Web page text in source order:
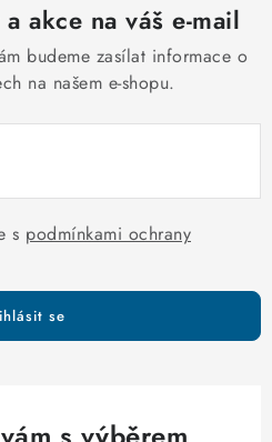
akce na váš e-mail
budeme zasílat informace o
na našem e-shopu.
s podmínkami ochrany
se